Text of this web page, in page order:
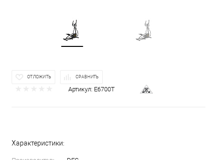
ОТЛОЖИТЬ СРАВНИТЬ
Артикул: E6700T
Характеристики: